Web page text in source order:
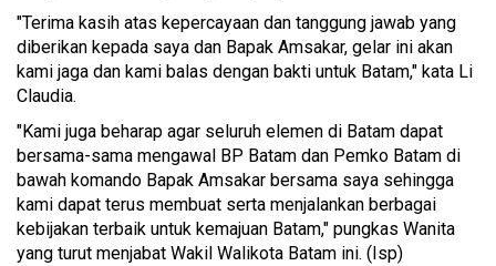
"Terima kasih atas kepercayaan dan tanggung jawab yang
diberikan kepada saya dan Bapak Amsakar, gelar ini akan
kami jaga dan kami balas dengan bakti untuk Batam," kata Li
Claudia.
"Kami juga beharap agar seluruh elemen di Batam dapat
bersama-sama mengawal BP Batam dan Pemko Batam di
bawah komando Bapak Amsakar bersama saya sehingga
kami dapat terus membuat serta menjalankan berbagai
kebijakan terbaik untuk kemajuan Batam," pungkas Wanita
yang turut menjabat Wakil Walikota Batam ini. (Isp)